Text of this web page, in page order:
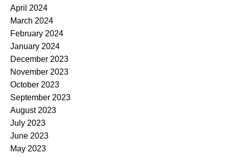
April 2024
March 2024
February 2024
January 2024
December 2023
November 2023
October 2023
September 2023
August 2023
July 2023
June 2023
May 2023